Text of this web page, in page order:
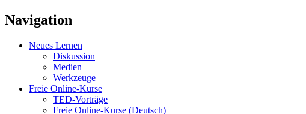
Navigation
Neues Lernen
Diskussion
Medien
Werkzeuge
Freie Online-Kurse
TED-Vorträge
Freie Online-Kurse (Deutsch)